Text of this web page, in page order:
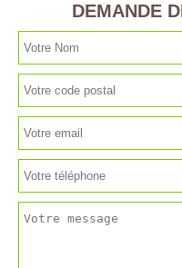
DEMANDE